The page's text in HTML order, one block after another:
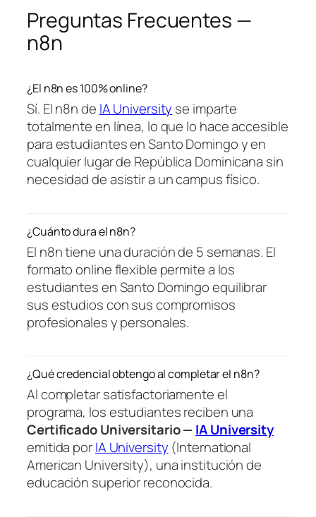
Preguntas Frecuentes —
n8n
¿El n8n es 100% online?
Sí. El n8n de IA University se imparte
totalmente en línea, lo que lo hace accesible
para estudiantes en Santo Domingo y en
cualquier lugar de República Dominicana sin
necesidad de asistir a un campus físico.
¿Cuánto dura el n8n?
El n8n tiene una duración de 5 semanas. El
formato online flexible permite a los
estudiantes en Santo Domingo equilibrar
sus estudios con sus compromisos
profesionales y personales.
¿Qué credencial obtengo al completar el n8n?
Al completar satisfactoriamente el
programa, los estudiantes reciben una
Certificado Universitario —IA University
emitida porIA University (International
American University), una institución de
educación superior reconocida.